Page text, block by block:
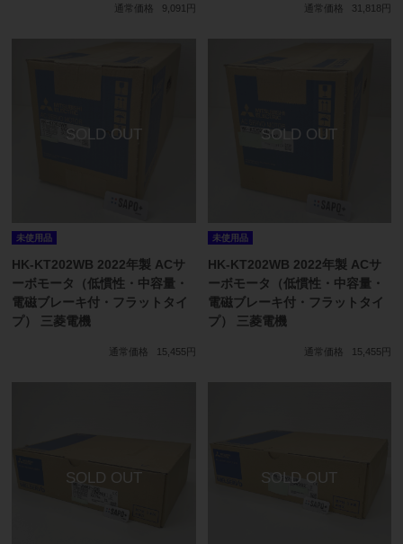
通常価格 9,091円 通常価格 31,818円
未使用品
HK-KT202WB 2022年製 ACサ
ーボモータ（低慣性・中容量・
電磁ブレーキ付・フラットタイ
プ） 三菱電機
通常価格 15,455円
未使用品
HK-KT202WB 2022年製 ACサ
ーボモータ（低慣性・中容量・
電磁ブレーキ付・フラットタイ
プ） 三菱電機
通常価格 15,455円